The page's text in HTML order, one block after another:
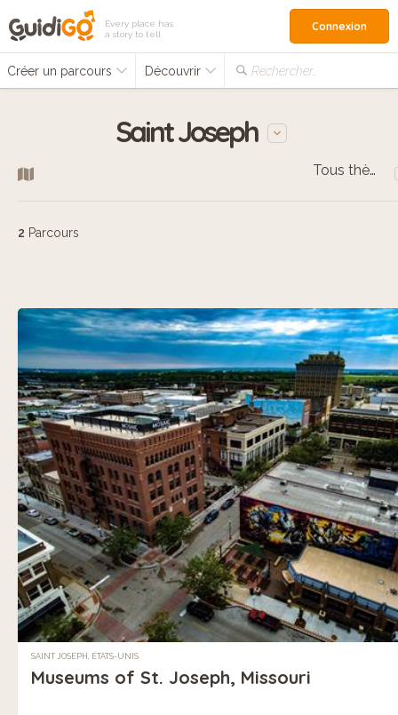
Every place has
a story to tell
Créer un parcours Découvrir Rechercher…
Connexion
Saint Joseph
Tous thèmes
2 Parcours
SAINT JOSEPH, ÉTATS-UNIS
Museums of St. Joseph, Missouri